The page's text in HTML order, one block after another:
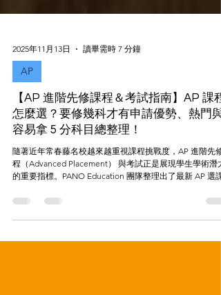
2025年11月13日
AP
【AP 進階先修課程＆考試指南】AP 課程
怎麼選？要修幾科才有申請優勢、熱門與
容易拿 5 分科目總整理！
隨著近年常春藤名校越來越重視課程挑戰度，AP 進階先修
的重要指標。PANO Education 團隊整理出了最新 AP 選課
一次掌握申請美國名校必備的 AP 課程規劃重點。